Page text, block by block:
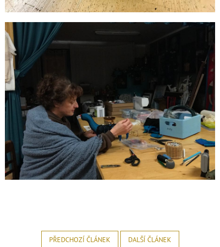
PŘEDCHOZÍ ČLÁNEK DALŠÍ ČLÁNEK